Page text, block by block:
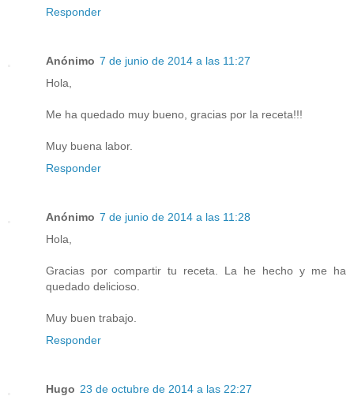
Responder
Anónimo 7 de junio de 2014 a las 11:27
Hola,
Me ha quedado muy bueno, gracias por la receta!!!
Muy buena labor.
Responder
Anónimo 7 de junio de 2014 a las 11:28
Hola,
Gracias por compartir tu receta. La he hecho y me ha
quedado delicioso.
Muy buen trabajo.
Responder
Hugo 23 de octubre de 2014 a las 22:27